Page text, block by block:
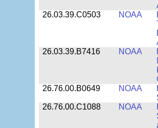
26.03.39.C0503
NOAA
26.03.39.B7416
NOAA
26.76.00.B0649
NOAA
26.76.00.C1088
NOAA